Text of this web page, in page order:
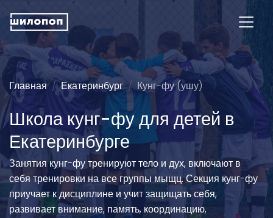
Главная Екатеринбург Кунг-фу (ушу)
Школа кунг-фу для детей в
Екатеринбурге
Занятия кунг-фу тренируют тело и дух, включают в
себя тренировки на все группы мыщц. Секция кунг-фу
приучает к дисциплине и учит защищать себя,
развивает внимание, память, координацию,